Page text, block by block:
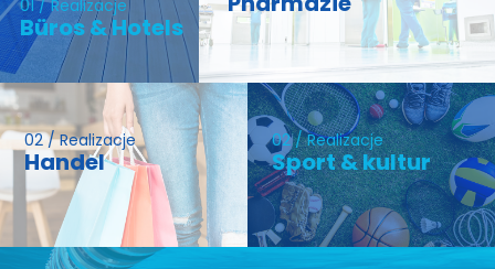
01 / Realizacje
Büros & Hotels
02 / Realizacje
Krankenhäuser &
Pharmazie
02 / Realizacje
Handel
02 / Realizacje
Sport & kultur